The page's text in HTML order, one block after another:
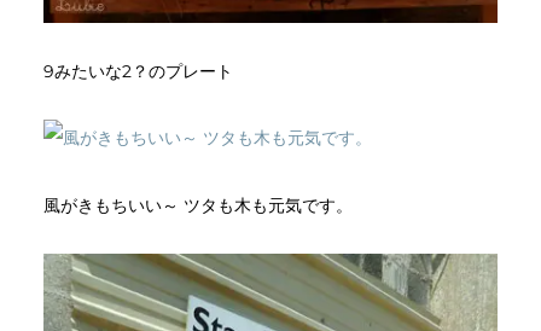
9みたいな2？のプレート
風がきもちいい～ ツタも木も元気です。